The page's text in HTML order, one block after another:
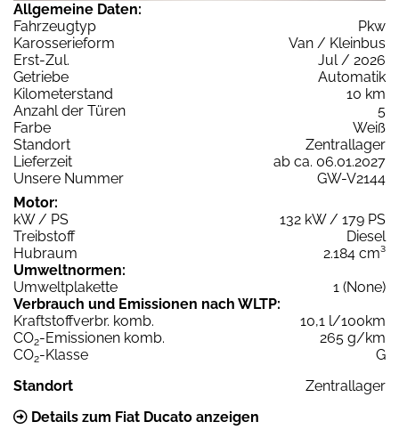
Allgemeine Daten:
Fahrzeugtyp
Pkw
Karosserieform
Van / Kleinbus
Erst-Zul.
Jul / 2026
Getriebe
Automatik
Kilometerstand
10 km
Anzahl der Türen
5
Farbe
Weiß
Standort
Zentrallager
Lieferzeit
ab ca. 06.01.2027
Unsere Nummer
GW-V2144
Motor:
kW / PS
132 kW / 179 PS
Treibstoff
Diesel
Hubraum
2.184 cm³
Umweltnormen:
Umweltplakette
1 (None)
Verbrauch und Emissionen nach WLTP:
Kraftstoffverbr. komb.
10,1 l/100km
CO2-Emissionen komb.
265 g/km
CO2-Klasse
G
Standort
Zentrallager
Details zum Fiat Ducato anzeigen